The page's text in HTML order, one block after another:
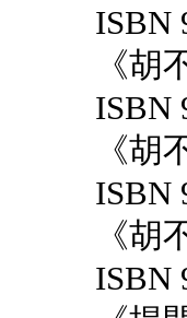
ISBN
《
ISBN
《
ISBN
《
ISBN